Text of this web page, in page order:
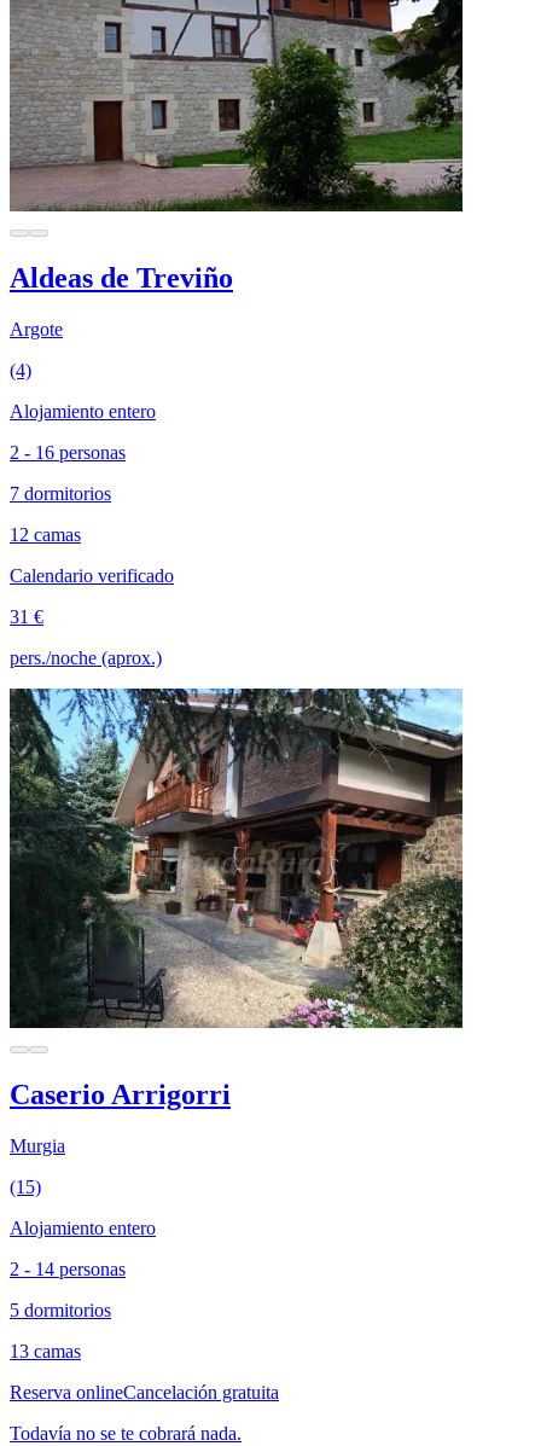
Aldeas de Treviño
Argote
(4)
Alojamiento entero
2 - 16 personas
7 dormitorios
12 camas
Calendario verificado
31 €
pers./noche (aprox.)
Caserio Arrigorri
Murgia
(15)
Alojamiento entero
2 - 14 personas
5 dormitorios
13 camas
Reserva onlineCancelación gratuita
Todavía no se te cobrará nada.